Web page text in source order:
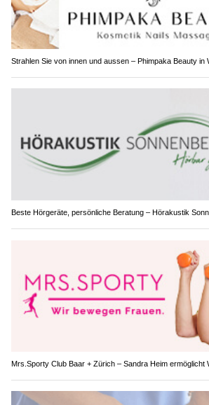
Strahlen Sie von innen und aussen – Phimpaka Beauty in
Beste Hörgeräte, persönliche Beratung – Hörakustik
Mrs.Sporty Club Baar + Zürich – Sandra Heim ermöglicht